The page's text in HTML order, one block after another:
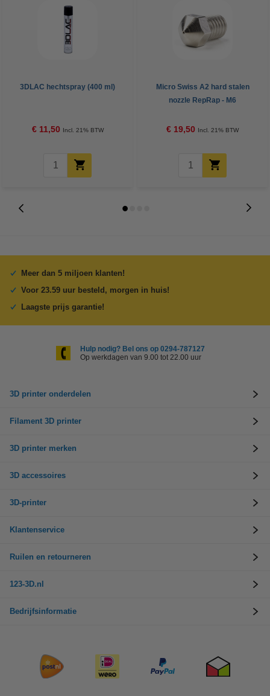
3DLAC hechtspray (400 ml)
€ 11,50 Incl. 21% BTW
Micro Swiss A2 hard stalen
nozzle RepRap - M6
€ 19,50 Incl. 21% BTW
Meer dan 5 miljoen klanten!
Voor 23.59 uur besteld, morgen in huis!
Laagste prijs garantie!
Hulp nodig? Bel ons op 0294-787127
Op werkdagen van 9.00 tot 22.00 uur
3D printer onderdelen
Filament 3D printer
3D printer merken
3D accessoires
3D-printer
Klantenservice
Ruilen en retourneren
123-3D.nl
Bedrijfsinformatie